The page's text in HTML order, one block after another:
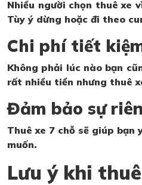
Nhiều người chọn thuê xe
Tùy ý dừng hoặc đi theo
Chi phí tiết
Không phải lúc nào bạn
rất nhiều tiền nhưng thuê
Đảm bảo sự
Thuê xe 7 chỗ sẽ giúp
muốn.
Lưu ý khi